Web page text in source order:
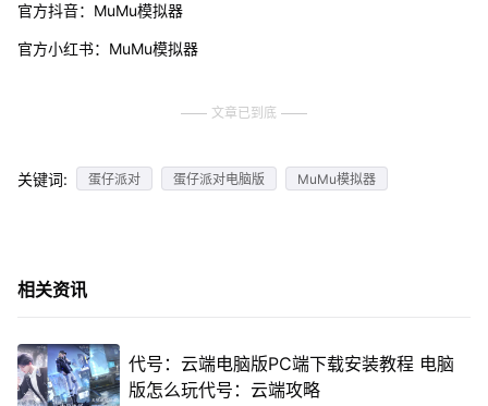
官方抖音：MuMu模拟器
官方小红书：MuMu模拟器
文章已到底
关键词: 蛋仔派对 蛋仔派对电脑版 MuMu模拟器
相关资讯
代号：云端电脑版PC端下载安装教程 电脑
版怎么玩代号：云端攻略